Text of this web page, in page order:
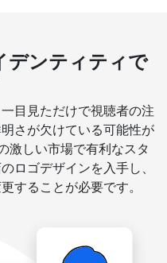
デンティティで
目見ただけで視聴者の注
さが欠けている可能性が
激しい市場で有利なスタ
ロゴデザインを入手し、
することが必要です。